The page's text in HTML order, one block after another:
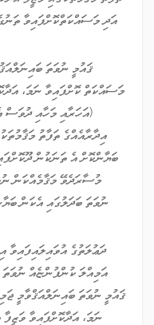
އަދި މަސައްކަތްކޮށްފައިވާ
މަސައްކަތް ކޮށްފައިވާ ނަމަ،
(އަހަރާއި މަހާއި ދުވަސް
އިދާރާއެއްގެ ތަފާތު
ބަޔާންކޮށް އެ ތަނަކުން
މުސާރަދެވޭ މަޤާމެއްކަން
ނުވަތަ ބަދަލުގައި އެކަން
އަމިއްލަ ކުންފުންޏެއް ނުވަތަ
ޤައުމީ ނުވަތަ ބައިނަލްއަޤްވާމީ
ނަމަ، އަދާކޮށްފައިވާ